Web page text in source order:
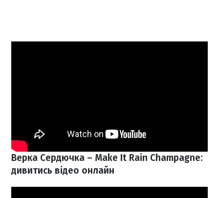
Верка Сердючка – Make It Rain Champagne:
дивитись відео онлайн